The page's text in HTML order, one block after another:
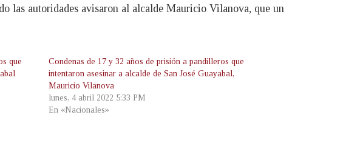
las autoridades avisaron al alcalde Mauricio Vilanova, que un
que
Condenas de 17 y 32 años de prisión a pandilleros que
intentaron asesinar a alcalde de San José Guayabal,
Mauricio Vilanova
lunes, 4 abril 2022 5:33 PM
En «Nacionales»